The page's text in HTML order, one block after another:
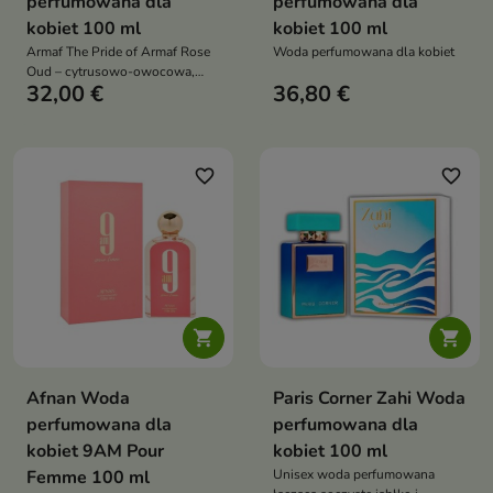
kobiet 100 ml
Armaf The Pride of Armaf Rose
Oud – cytrusowo-owocowa,
słodka i kobieca kompozycja,
32,00 €
kobiet 100 ml
Woda perfumowana dla kobiet
36,80 €

favorite_border
Afnan Woda
perfumowana dla
kobiet 9AM Pour
Femme 100 ml

favorite_border
Paris Corner Zahi Woda
perfumowana dla
kobiet 100 ml
Unisex woda perfumowana